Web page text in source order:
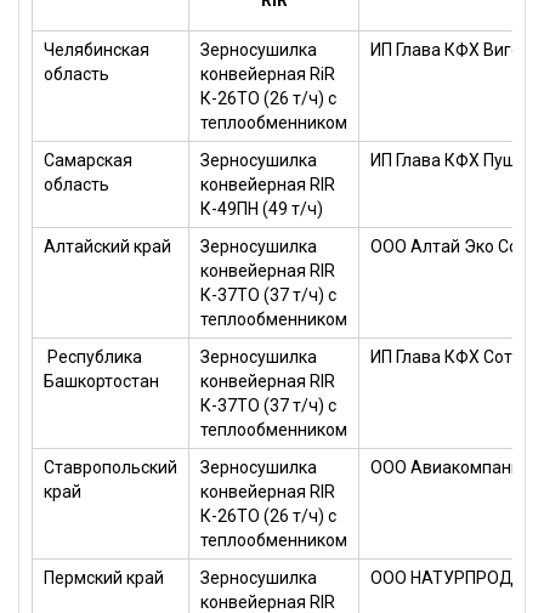
Челябинская
область
Зерносушилка
конвейерная RiR
К-26ТО (26 т/ч) с
теплообменником
ИП Глава КФХ
Самарская
область
Зерносушилка
конвейерная RIR
К-49ПН (49 т/ч)
ИП Глава КФХ
Алтайский край
Зерносушилка
конвейерная RIR
К-37ТО (37 т/ч) с
теплообменником
ООО Алтай Эко Сорт
Республика
Башкортостан
Зерносушилка
конвейерная RIR
К-37ТО (37 т/ч) с
теплообменником
ИП Глава КФХ
Ставропольский
край
Зерносушилка
конвейерная RIR
К-26ТО (26 т/ч) с
теплообменником
ООО Авиакомпания
Пермский край
Зерносушилка
конвейерная RIR
ООО